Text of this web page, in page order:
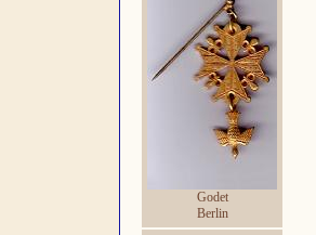
Godet
Berlin